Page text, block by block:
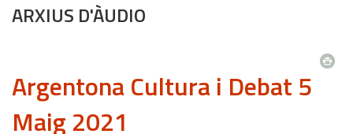
ARXIUS D'ÀUDIO
Argentona Cultura i Debat 5
Maig 2021